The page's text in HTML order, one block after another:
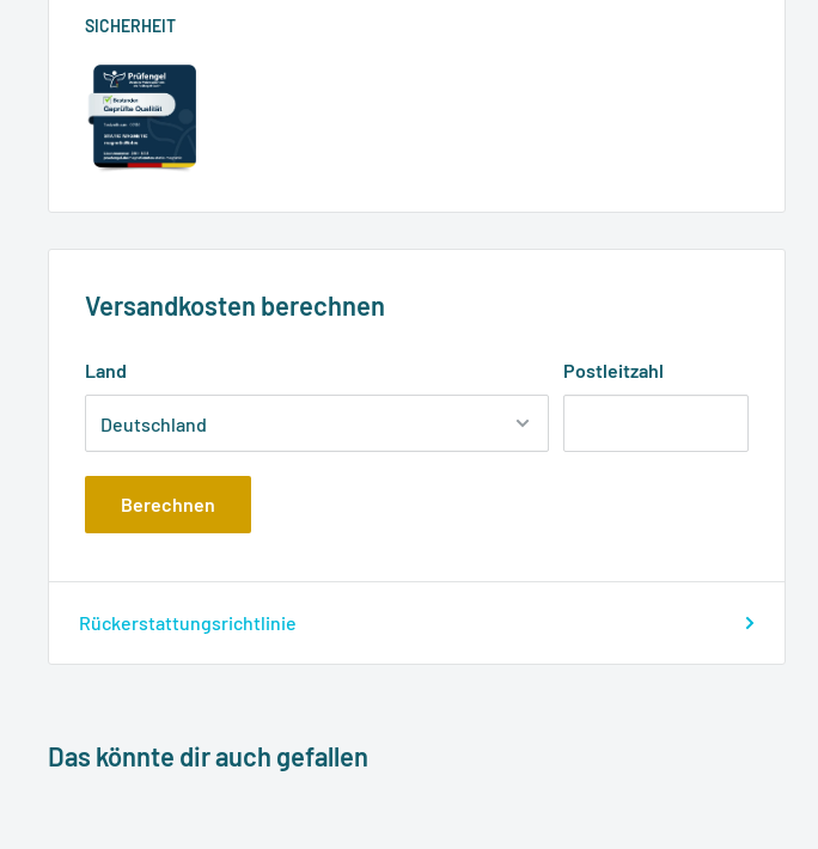
SICHERHEIT
Versandkosten berechnen
Land Postleitzahl
Berechnen
Rückerstattungsrichtlinie
Das könnte dir auch gefallen